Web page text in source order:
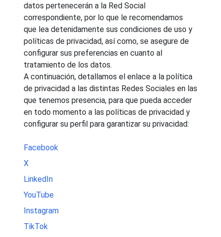
datos pertenecerán a la Red Social
correspondiente, por lo que le recomendamos
que lea detenidamente sus condiciones de uso y
políticas de privacidad, así como, se asegure de
configurar sus preferencias en cuanto al
tratamiento de los datos.
A continuación, detallamos el enlace a la política
de privacidad a las distintas Redes Sociales en las
que tenemos presencia, para que pueda acceder
en todo momento a las políticas de privacidad y
configurar su perfil para garantizar su privacidad:
Facebook
X
LinkedIn
YouTube
Instagram
TikTok